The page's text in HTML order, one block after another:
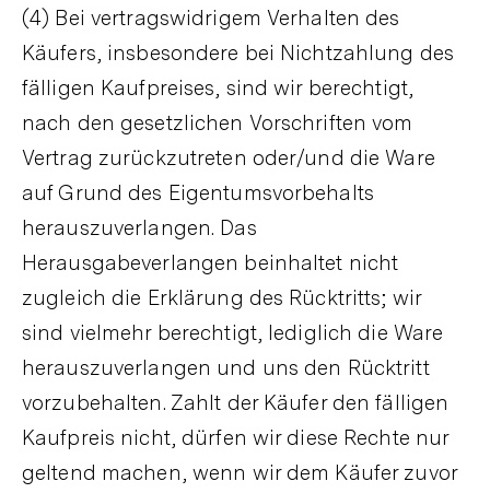
(4) Bei vertragswidrigem Verhalten des
Käufers, insbesondere bei Nichtzahlung des
fälligen Kaufpreises, sind wir berechtigt,
nach den gesetzlichen Vorschriften vom
Vertrag zurückzutreten oder/und die Ware
auf Grund des Eigentumsvorbehalts
herauszuverlangen. Das
Herausgabeverlangen beinhaltet nicht
zugleich die Erklärung des Rücktritts; wir
sind vielmehr berechtigt, lediglich die Ware
herauszuverlangen und uns den Rücktritt
vorzubehalten. Zahlt der Käufer den fälligen
Kaufpreis nicht, dürfen wir diese Rechte nur
geltend machen, wenn wir dem Käufer zuvor